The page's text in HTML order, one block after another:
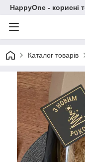
HappyOne - корисні
Каталог товарів